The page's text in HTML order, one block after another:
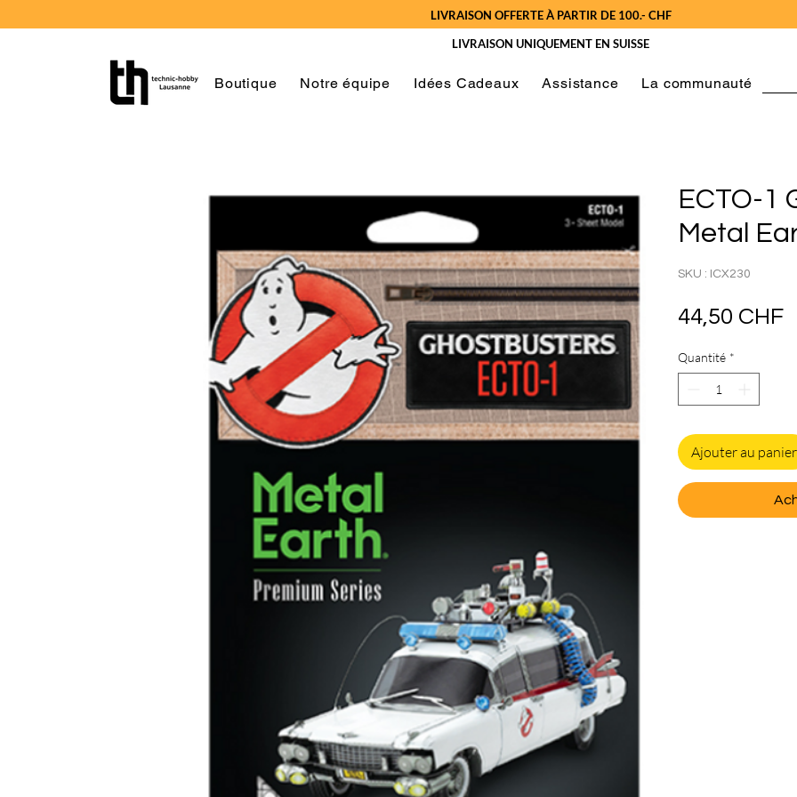
LIVRAISON OFFERTE À PARTIR DE 100.- CHF
LIVRAISON UNIQUEMENT EN SUISSE
Boutique Notre équipe Idées Cadeaux Assistance La communauté
ECTO-1
Metal
SKU : ICX230
44,50 CHF
Quantité *
Ajouter au panier